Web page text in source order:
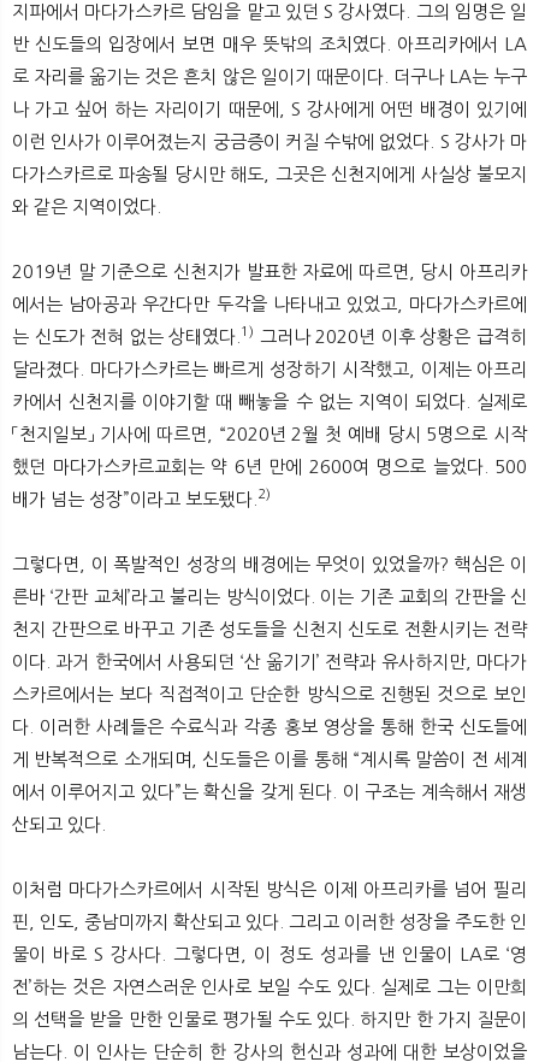
지파에서 마다가스카르 담임을 맡고 있던 S 강사였다. 그의 임명은 일
반 신도들의 입장에서 보면 매우 뜻밖의 조치였다. 아프리카에서 LA
로 자리를 옮기는 것은 흔치 않은 일이기 때문이다. 더구나 LA는 누구
나 가고 싶어 하는 자리이기 때문에, S 강사에게 어떤 배경이 있기에
이런 인사가 이루어졌는지 궁금증이 커질 수밖에 없었다. S 강사가 마
다가스카르로 파송될 당시만 해도, 그곳은 신천지에게 사실상 불모지
와 같은 지역이었다.
2019년 말 기준으로 신천지가 발표한 자료에 따르면, 당시 아프리카
에서는 남아공과 우간다만 두각을 나타내고 있었고, 마다가스카르에
는 신도가 전혀 없는 상태였다. 1)
그러나 2020년 이후 상황은 급격히
달라졌다. 마다가스카르는 빠르게 성장하기 시작했고, 이제는 아프리
카에서 신천지를 이야기할 때 빼놓을 수 없는 지역이 되었다. 실제로
「천지일보」 기사에 따르면, “2020년 2월 첫 예배 당시 5명으로 시작
했던 마다가스카르교회는 약 6년 만에 2600여 명으로 늘었다. 500
배가 넘는 성장”이라고 보도됐다. 2)
그렇다면, 이 폭발적인 성장의 배경에는 무엇이 있었을까? 핵심은 이
른바 ‘간판 교체’라고 불리는 방식이었다. 이는 기존 교회의 간판을 신
천지 간판으로 바꾸고 기존 성도들을 신천지 신도로 전환시키는 전략
이다. 과거 한국에서 사용되던 ‘산 옮기기’ 전략과 유사하지만, 마다가
스카르에서는 보다 직접적이고 단순한 방식으로 진행된 것으로 보인
다. 이러한 사례들은 수료식과 각종 홍보 영상을 통해 한국 신도들에
게 반복적으로 소개되며, 신도들은 이를 통해 “계시록 말씀이 전 세계
에서 이루어지고 있다”는 확신을 갖게 된다. 이 구조는 계속해서 재생
산되고 있다.
이처럼 마다가스카르에서 시작된 방식은 이제 아프리카를 넘어 필리
핀, 인도, 중남미까지 확산되고 있다. 그리고 이러한 성장을 주도한 인
물이 바로 S 강사다. 그렇다면, 이 정도 성과를 낸 인물이 LA로 ‘영
전’하는 것은 자연스러운 인사로 보일 수도 있다. 실제로 그는 이만희
의 선택을 받을 만한 인물로 평가될 수도 있다. 하지만 한 가지 질문이
남는다. 이 인사는 단순히 한 강사의 헌신과 성과에 대한 보상이었을